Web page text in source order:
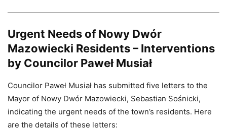
Urgent Needs of Nowy Dwór
Mazowiecki Residents – Interventions
by Councilor Paweł Musiał
Councilor Paweł Musiał has submitted five letters to the
Mayor of Nowy Dwór Mazowiecki, Sebastian Sośnicki,
indicating the urgent needs of the town’s residents. Here
are the details of these letters: